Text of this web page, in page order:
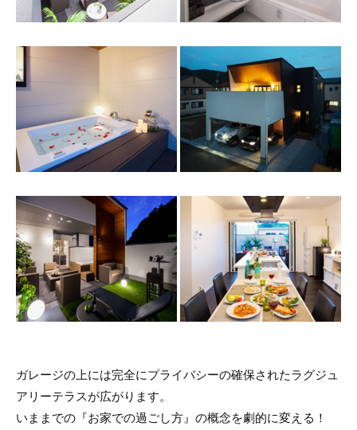
ガレージの上には完全にプライバシーの確保されたラグジュ
アリーテラスが広がります。
いままでの『お家での過ごし方』の概念を劇的に変える！